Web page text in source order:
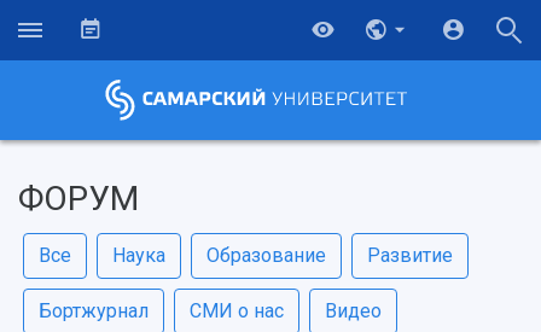
ФОРУМ
Все Наука Образование Развитие
Бортжурнал СМИ о нас Видео